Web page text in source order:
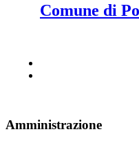
Comune di
Amministrazione